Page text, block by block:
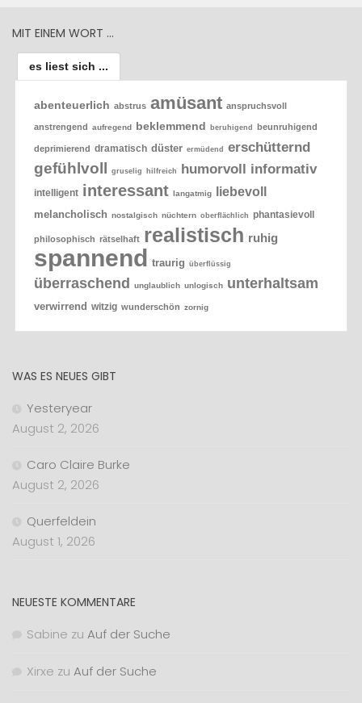
MIT EINEM WORT …
es liest sich ...
abenteuerlich abstrus amüsant anspruchsvoll
anstrengend aufregend beklemmend beruhigend beunruhigend
deprimierend dramatisch düster ermüdend erschütternd
gefühlvoll gruselig hilfreich humorvoll informativ
intelligent interessant langatmig liebevoll
melancholisch nostalgisch nüchtern oberflächlich phantasievoll
philosophisch rätselhaft realistisch ruhig
spannend traurig überflüssig
überraschend unglaublich unlogisch unterhaltsam
verwirrend witzig wunderschön zornig
WAS ES NEUES GIBT
Yesteryear
August 2, 2026
Caro Claire Burke
August 2, 2026
Querfeldein
August 1, 2026
NEUESTE KOMMENTARE
Sabine zu Auf der Suche
Xirxe zu Auf der Suche